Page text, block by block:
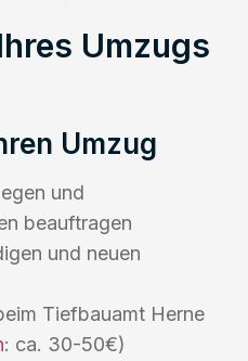
Umzugs
Umzug
und
beauftragen
und neuen
Tiefbauamt Herne
: ca. 30-50€)